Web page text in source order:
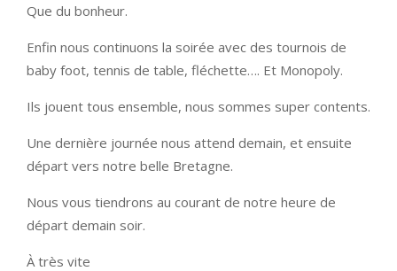
Que du bonheur.
Enfin nous continuons la soirée avec des tournois de
baby foot, tennis de table, fléchette…. Et Monopoly.
Ils jouent tous ensemble, nous sommes super contents.
Une dernière journée nous attend demain, et ensuite
départ vers notre belle Bretagne.
Nous vous tiendrons au courant de notre heure de
départ demain soir.
À très vite